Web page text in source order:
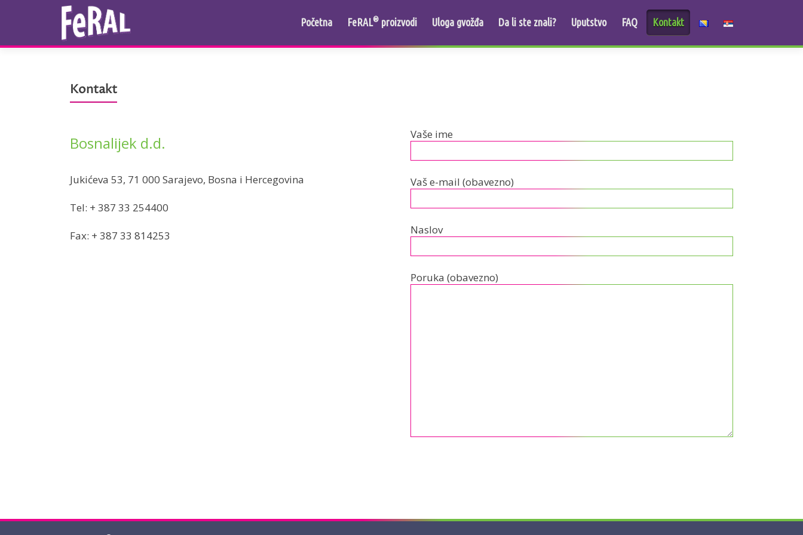
Početna FeRAL® proizvodi Uloga gvožđa Da li ste znali? Uputstvo FAQ Kontakt
Kontakt
Bosnalijek d.d.
Jukićeva 53, 71 000 Sarajevo, Bosna i Hercegovina
Tel: + 387 33 254400
Fax: + 387 33 814253
Vaše ime
Vaš e-mail (obavezno)
Naslov
Poruka (obavezno)